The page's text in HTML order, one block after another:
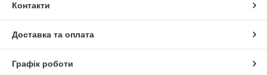
Контакти
Доставка та оплата
Графік роботи